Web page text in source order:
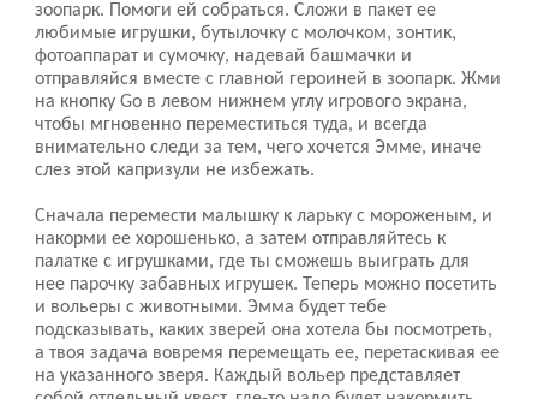
зоопарк. Помоги ей собраться. Сложи в пакет ее
любимые игрушки, бутылочку с молочком, зонтик,
фотоаппарат и сумочку, надевай башмачки и
отправляйся вместе с главной героиней в зоопарк. Жми
на кнопку Go в левом нижнем углу игрового экрана,
чтобы мгновенно переместиться туда, и всегда
внимательно следи за тем, чего хочется Эмме, иначе
слез этой капризули не избежать.
Сначала перемести малышку к ларьку с мороженым, и
накорми ее хорошенько, а затем отправляйтесь к
палатке с игрушками, где ты сможешь выиграть для
нее парочку забавных игрушек. Теперь можно посетить
и вольеры с животными. Эмма будет тебе
подсказывать, каких зверей она хотела бы посмотреть,
а твоя задача вовремя перемещать ее, перетаскивая ее
на указанного зверя. Каждый вольер представляет